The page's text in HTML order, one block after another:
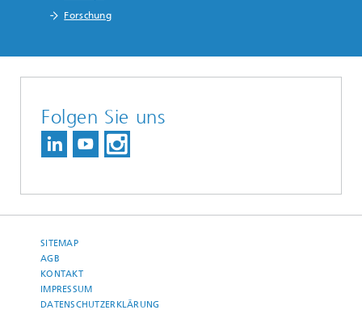
Forschung
Folgen Sie uns
SITEMAP
AGB
KONTAKT
IMPRESSUM
DATENSCHUTZERKLÄRUNG